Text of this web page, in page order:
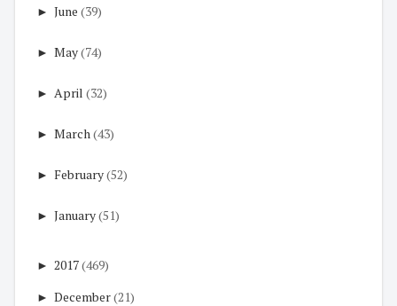
► June (39)
► May(74)
► April (32)
► March(43)
► February(52)
► January(51)
► 2017(469)
► December(21)